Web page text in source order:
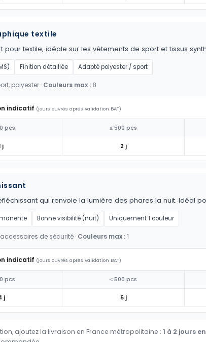
textile
pour textile, idéale sur les vêtements de sport et tissus
Finition détaillée Adapté polyester / sport
polyester · Couleurs max : 8
indicatif (jours ouvrés après validation BAT)
pcs ≤ 500 pcs
j 2 j
qui renvoie la lumière des phares la nuit. Idéal
Bonne visibilité (nuit) Uniquement 1 couleur
de sécurité · Couleurs max :1
indicatif (jours ouvrés après validation BAT)
pcs ≤ 500 pcs
j 5 j
ajoutez la livraison en France métropolitaine : 1 à 2 jours